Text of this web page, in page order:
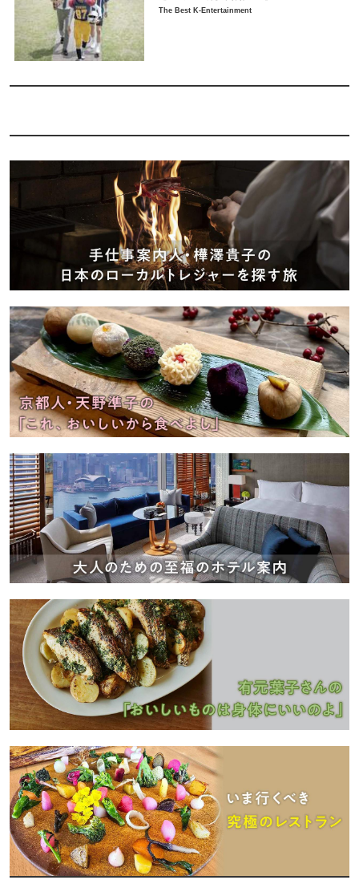
The Best K-Entertainment